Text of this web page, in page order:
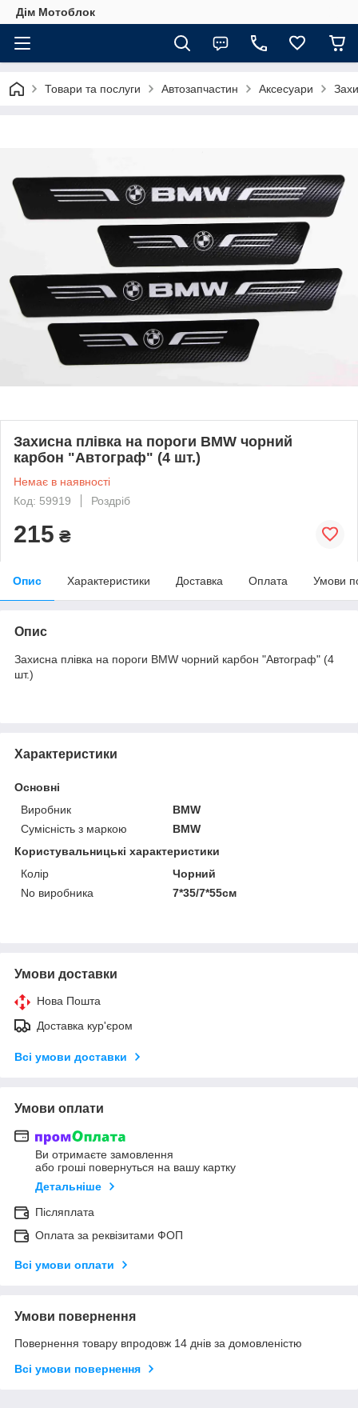
Дім Мотоблок
Товари та послуги Автозапчастин Аксесуари
Захисна плівка на пороги BMW чорний
карбон "Автограф" (4 шт.)
Немає в наявності
Код: 59919
Роздріб
215 ₴
Опис Характеристики Доставка Оплата Умови
Опис
Захисна плівка на пороги BMW чорний карбон "Автограф" (4
шт.)
Характеристики
Основні
Виробник
BMW
Сумісність з маркою
BMW
Користувальницькі характеристики
Колір
Чорний
No виробника
7*35/7*55см
Умови доставки
Нова Пошта
Доставка кур'єром
Всі умови доставки
Умови оплати
Ви отримаєте замовлення
або гроші повернуться на вашу картку
Детальніше
Післяплата
Оплата за реквізитами ФОП
Всі умови оплати
Умови повернення
Повернення товару впродовж 14 днів за домовленістю
Всі умови повернення